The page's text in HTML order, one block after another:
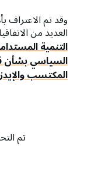
وقد تم الاعتراف
العديد من
التنمية المستدامة
السياسي بشأن
المكتسب والإيدز
تم التحديث